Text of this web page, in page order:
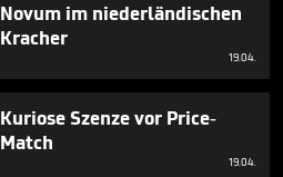
Novum im niederländischen
Kracher
19.04.
Kuriose Szenze vor Price-
Match
19.04.